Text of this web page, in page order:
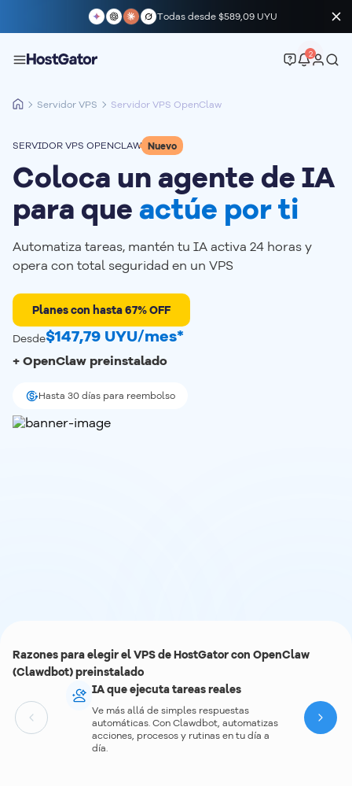
Todas desde $589,09 UYU
2
Servidor VPS Servidor VPS OpenClaw
SERVIDOR VPS OPENCLAW Nuevo
Coloca un agente de IA
para que actúe por ti
Automatiza tareas, mantén tu IA activa 24 horas y
opera con total seguridad en un VPS
Planes con hasta 67% OFF
Desde$147,79 UYU/mes*
+ OpenClaw preinstalado
Hasta 30 días para reembolso
Razones para elegir el VPS de HostGator con OpenClaw
(Clawdbot) preinstalado
IA que ejecuta tareas reales
Ve más allá de simples respuestas
automáticas. Con Clawdbot, automatizas
acciones, procesos y rutinas en tu día a
día.
Next